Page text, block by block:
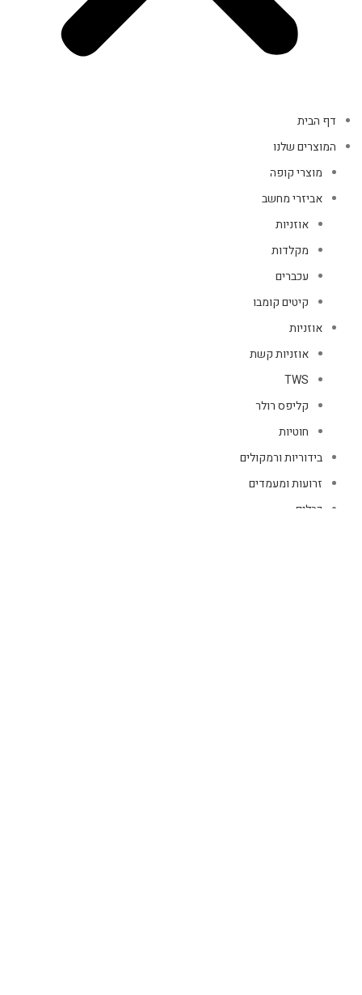
דף הבית
המוצרים שלנו
מוצרי קופה
אביזרי מחשב
אוזניות
מקלדות
עכברים
קיטים קומבו
אוזניות
אוזניות קשת
TWS
קליפס רולר
חוטיות
בידוריות ורמקולים
זרועות ומעמדים
כבלים